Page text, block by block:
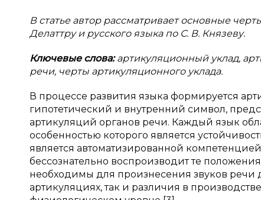
В статье автор рассматривает основные
Делаттру и русского языка по С. В. Князеву.
Ключевые слова:артикуляционный уклад,
речи, черты артикуляционного уклада.
В процессе развития языка формируется
гипотетический и внутренний символ,
артикуляций органов речи. Каждый язык
особенностью которого является
является автоматизированной
бессознательно воспроизводит те
необходимы для произнесения звуков речи
артикуляциях, так и различия в